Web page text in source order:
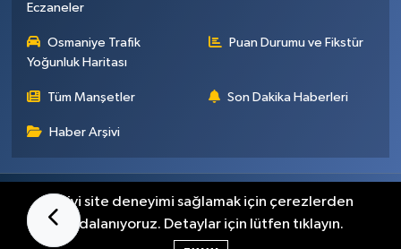
Eczaneler
Osmaniye Trafik
Yoğunluk Haritası
Puan Durumu ve Fikstür
Tüm Manşetler Son Dakika Haberleri
Haber Arşivi
Künye İletişim Gizlilik Sözleşmesi
En iyi site deneyimi sağlamak için çerezlerden
faydalanıyoruz. Detaylar için lütfen tıklayın.